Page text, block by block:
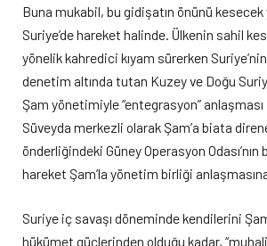
Buna mukabil, bu gidişatın önünü
Suriye’de hareket halinde. Ülkenin sahil
yönelik kahredici kıyam sürerken
denetim altında tutan Kuzey ve Doğu
Şam yönetimiyle “entegrasyon” anlaşması
Süveyda merkezli olarak Şam’a biata
önderliğindeki Güney Operasyon Odası’nın
hareket Şam’la yönetim birliği
Suriye iç savaşı döneminde kendilerini
hükümet güçlerinden olduğu kadar,